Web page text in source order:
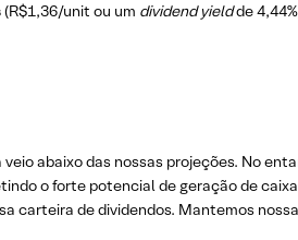
(R$1,36/unit ou um dividend yieldde
abaixo das nossas projeções. No
o forte potencial de geração de
carteira de dividendos. Mantemos nossa